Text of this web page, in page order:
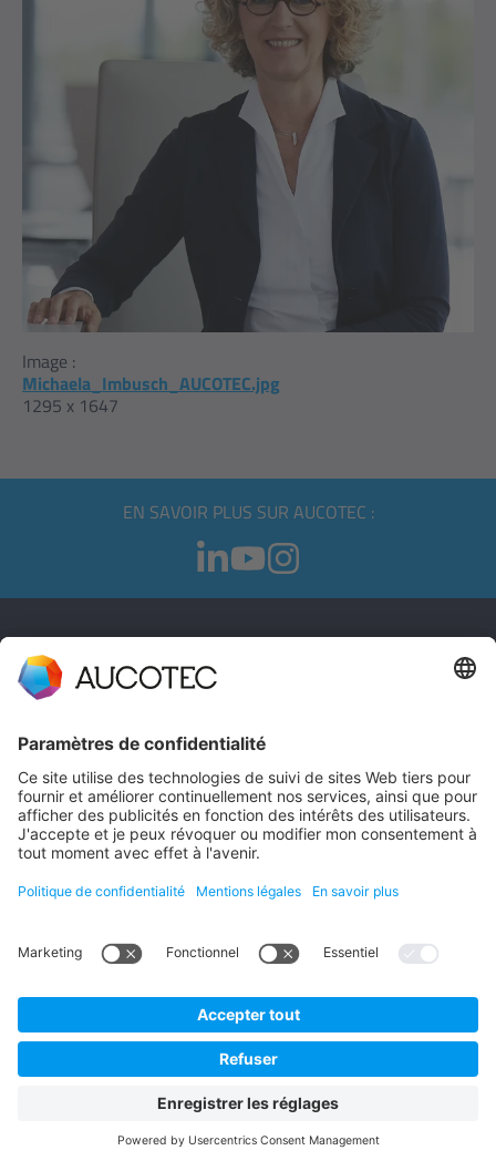
Image :
Michaela_Imbusch_AUCOTEC.jpg
1295 x 1647
EN SAVOIR PLUS SUR AUCOTEC :
CONTACT
Téléphone +49 511 6103 0
AUCOTEC AG
30916 Isernhagen
© 2026 AUCOTEC AG
La protection des données
Français